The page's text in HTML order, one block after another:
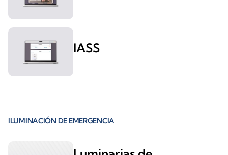
IASS
ILUMINACIÓN DE EMERGENCIA